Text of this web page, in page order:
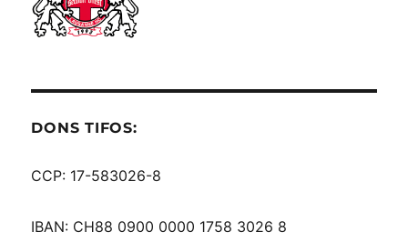
DONS TIFOS:
CCP: 17-583026-8
IBAN: CH88 0900 0000 1758 3026 8